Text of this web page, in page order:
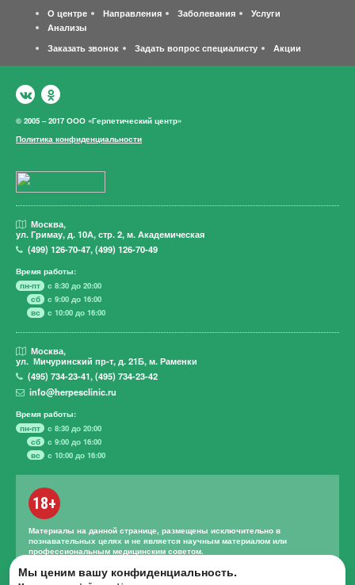
О центре
Направления Заболевания
Услуги
Анализы
Заказать звонок
Задать вопрос специалисту Акции
© 2005 – 2017 ООО «Герпетический центр»
Политика конфиденциальности
Москва,
ул. Гримау, д. 10А, стр. 2, м. Академическая
(499)126-70-47,(499)126-70-49
Время работы:
пн-пт
с 8:30 до 20:00
сб
с 9:00 до 16:00
вс
с 10:00 до 16:00
Москва,
ул. Мичуринский пр-т, д. 21Б, м. Раменки
(495)734-23-41,(495)734-23-42
info@herpesclinic.ru
Время работы:
пн-пт
с 8:30 до 20:00
сб
с 9:00 до 16:00
вс
с 10:00 до 16:00
18+
Материалы на данной странице, размещены исключительно в
познавательных целях и не является научным материалом или
профессиональным медицинским советом.
Правильное лечение и назначение лекарственных средств может
проводиться только квалифицированным специалистом с учетом
Мы ценим вашу конфиденциальность.